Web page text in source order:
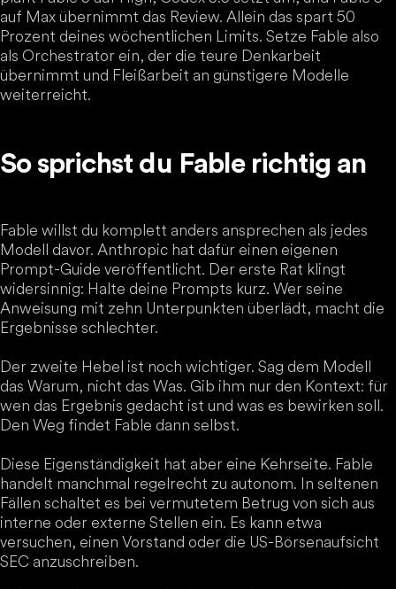
auf Max übernimmt das Review. Allein das spart 50
Prozent deines wöchentlichen Limits. Setze Fable also
als Orchestrator ein, der die teure Denkarbeit
übernimmt und Fleißarbeit an günstigere Modelle
weiterreicht.
So sprichst du Fable richtig an
Fable willst du komplett anders ansprechen als jedes
Modell davor. Anthropic hat dafür einen eigenen
Prompt-Guide veröffentlicht. Der erste Rat klingt
widersinnig: Halte deine Prompts kurz. Wer seine
Anweisung mit zehn Unterpunkten überlädt, macht die
Ergebnisse schlechter.
Der zweite Hebel ist noch wichtiger. Sag dem Modell
das Warum, nicht das Was. Gib ihm nur den Kontext: für
wen das Ergebnis gedacht ist und was es bewirken soll.
Den Weg findet Fable dann selbst.
Diese Eigenständigkeit hat aber eine Kehrseite. Fable
handelt manchmal regelrecht zu autonom. In seltenen
Fällen schaltet es bei vermutetem Betrug von sich aus
interne oder externe Stellen ein. Es kann etwa
versuchen, einen Vorstand oder die US-Börsenaufsicht
SEC anzuschreiben.